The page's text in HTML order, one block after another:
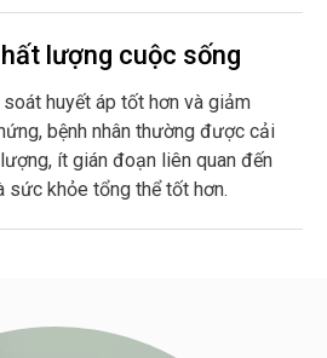
lượng cuộc sống
soát huyết áp tốt hơn và giảm
bệnh nhân thường được cải
ít gián đoạn liên quan đến
sức khỏe tổng thể tốt hơn.